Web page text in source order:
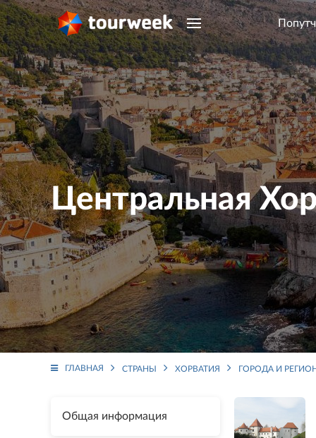
Центральная
ГЛАВНАЯ СТРАНЫ ХОРВАТИЯ ГОРОДА И
Общая информация